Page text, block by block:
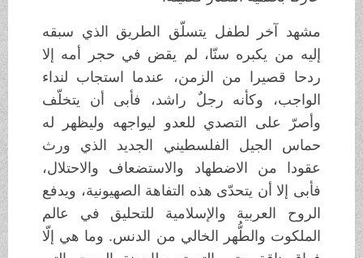
مشهد آخر لطفل يتسلّق الطريق الذي سبقه
إليه من يكبره سنّا، لم يقض في حجر أمه إلا
ردحا قصيرا من الزمن، عندما استجاب لنداء
الواجب، وكأنه رجلٌ راشد، فأبى أن يتخلّف
وأصرّ على التصدي للعدو ليواجهه وليظهر له
حماس الجيل الفلسطيني الجديد الذي ورث
عقودا من الاضطهاد والاستضعاف والاحتلال،
فأبى إلا أن يتحدّى هذه التفاهة الصهيونية، ويدفع
الروح العربية والإسلامية للتحليق في عالم
الملكوت والطُّهر الخالي من الدنس. وما هي إلّا